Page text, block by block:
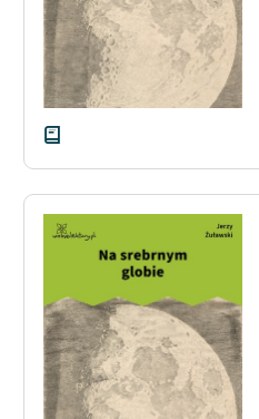
Deklaracja dostępności